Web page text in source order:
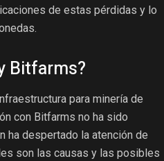
de estas pérdidas y lo
Bitfarms?
para minería de
con Bitfarms no ha sido
ha despertado la atención de
son las causas y las posibles